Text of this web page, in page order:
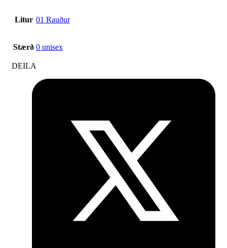
Litur 01 Rauður
Stærð 0 unisex
DEILA